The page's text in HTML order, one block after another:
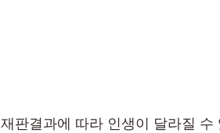
재판결과에 따라 인생이 달라질